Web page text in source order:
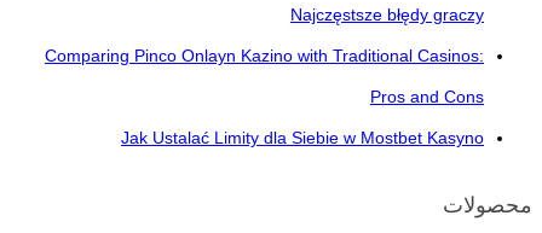
Najczęstsze błędy graczy
Comparing Pinco Onlayn Kazino with Traditional Casinos:
Pros and Cons
Jak Ustalać Limity dla Siebie w Mostbet Kasyno
محصولات